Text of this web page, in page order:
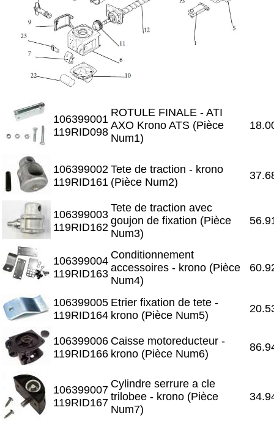
106399001
119RID098
ROTULE FINALE - ATI
AXO Krono ATS (Pièce
Num1)
106399002
119RID161
Tete de traction - krono
(Pièce Num2)
106399003
119RID162
Tete de traction avec
goujon de fixation (Pièce
Num3)
106399004
119RID163
Conditionnement
accessoires - krono (Pièce
Num4)
106399005
119RID164
Etrier fixation de tete -
krono (Pièce Num5)
106399006
119RID166
Caisse motoreducteur -
krono (Pièce Num6)
106399007
119RID167
Cylindre serrure a cle
trilobee - krono (Pièce
Num7)